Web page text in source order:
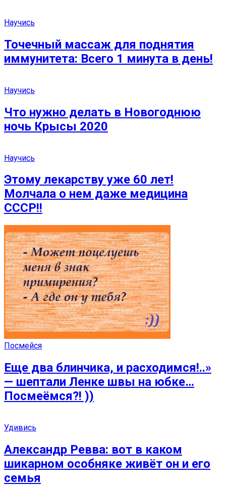
Научись
Точечный массаж для поднятия
иммунитета: Всего 1 минута в день!
Научись
Что нужно делать в Новогоднюю
ночь Крысы 2020
Научись
Этому лекарству уже 60 лет!
Молчала о нем даже медицина
СССР!!
Посмейся
Еще два блинчика, и расходимся!..»
— шептали Ленке швы на юбке…
Посмеёмся?! ))
Удивись
Александр Ревва: вот в каком
шикарном особняке живёт он и его
семья